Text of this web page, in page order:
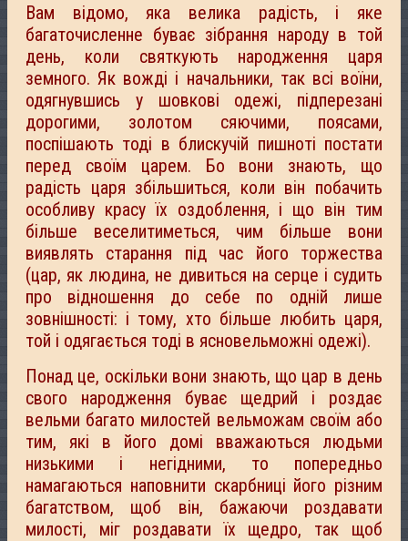
Вам відомо, яка велика радість, і яке
багаточисленне буває зібрання народу в той
день, коли святкують народження царя
земного. Як вожді і начальники, так всі воїни,
одягнувшись у шовкові одежі, підперезані
дорогими, золотом сяючими, поясами,
поспішають тоді в блискучій пишноті постати
перед своїм царем. Бо вони знають, що
радість царя збільшиться, коли він побачить
особливу красу їх оздоблення, і що він тим
більше веселитиметься, чим більше вони
виявлять старання під час його торжества
(цар, як людина, не дивиться на серце і судить
про відношення до себе по одній лише
зовнішності: і тому, хто більше любить царя,
той і одягається тоді в ясновельможні одежі).
Понад це, оскільки вони знають, що цар в день
свого народження буває щедрий і роздає
вельми багато милостей вельможам своїм або
тим, які в його домі вважаються людьми
низькими і негідними, то попередньо
намагаються наповнити скарбниці його різним
багатством, щоб він, бажаючи роздавати
милості, міг роздавати їх щедро, так щоб